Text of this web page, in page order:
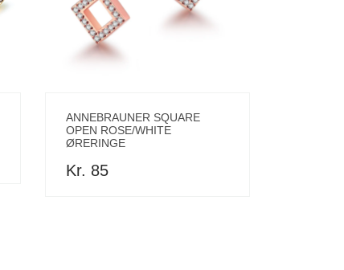
ANNEBRAUNER SQUARE
OPEN ROSE/WHITE
ØRERINGE
Kr. 85